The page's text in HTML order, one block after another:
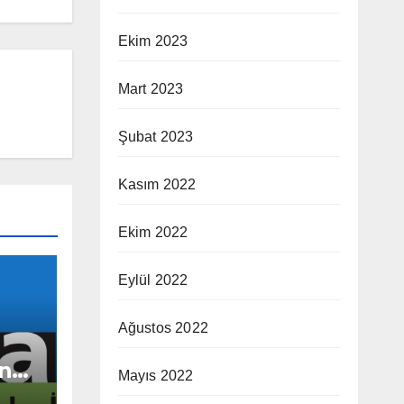
Ekim 2023
Mart 2023
Şubat 2023
Kasım 2022
Ekim 2022
Eylül 2022
Ağustos 2022
Mayıs 2022